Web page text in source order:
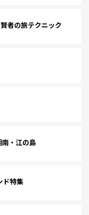
者の旅テクニック
・江の島
ド特集